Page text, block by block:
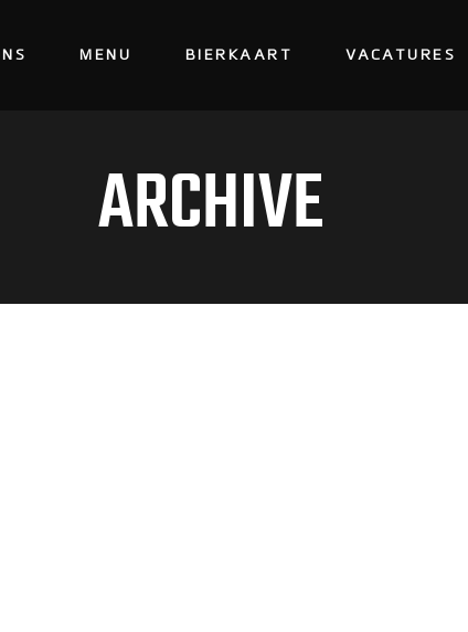
MENU BIERKAART VACATURES
ARCHIVE